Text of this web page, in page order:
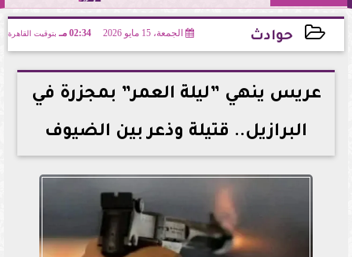
حوادث الجمعة، 15 مايو 2026 02:34 مـ بتوقيت القاهرة
2026-05-15 14:34:02
عريس ينهي ”ليلة العمر” بمجزرة في
البرازيل.. قتيلة وذعر بين الضيوف